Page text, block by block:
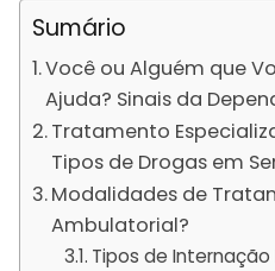
Sumário
Você ou Alguém que
Ajuda? Sinais da
Tratamento
Tipos de Drogas em
Modalidades de
Ambulatorial?
Tipos de